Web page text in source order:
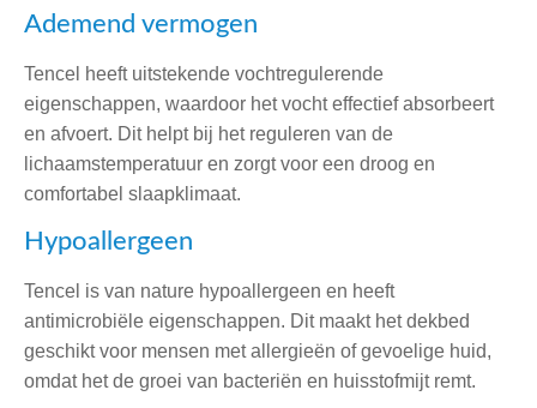
Ademend vermogen
Tencel heeft uitstekende vochtregulerende
eigenschappen, waardoor het vocht effectief absorbeert
en afvoert. Dit helpt bij het reguleren van de
lichaamstemperatuur en zorgt voor een droog en
comfortabel slaapklimaat.
Hypoallergeen
Tencel is van nature hypoallergeen en heeft
antimicrobiële eigenschappen. Dit maakt het dekbed
geschikt voor mensen met allergieën of gevoelige huid,
omdat het de groei van bacteriën en huisstofmijt remt.